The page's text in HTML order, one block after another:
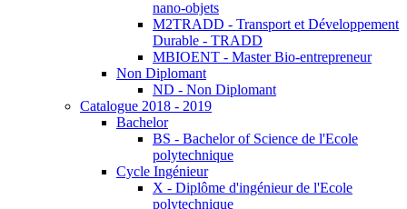
nano-objets
M2TRADD - Transport et Développement
Durable - TRADD
MBIOENT - Master Bio-entrepreneur
Non Diplomant
ND - Non Diplomant
Catalogue 2018 - 2019
Bachelor
BS - Bachelor of Science de l'Ecole
polytechnique
Cycle Ingénieur
X - Diplôme d'ingénieur de l'Ecole
polytechnique